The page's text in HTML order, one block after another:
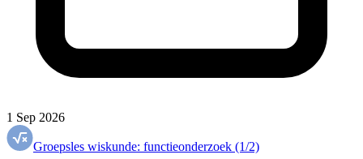
1 Sep 2026
Groepsles wiskunde: functieonderzoek (1/2)